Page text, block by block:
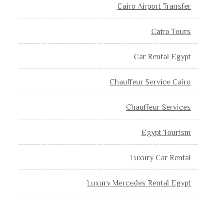
Cairo Airport Transfer
Cairo Tours
Car Rental Egypt
Chauffeur Service Cairo
Chauffeur Services
Egypt Tourism
Luxury Car Rental
Luxury Mercedes Rental Egypt